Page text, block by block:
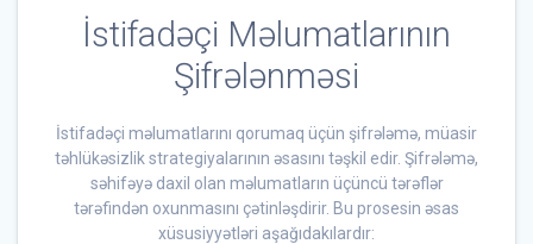
İstifadəçi Məlumatlarının
Şifrələnməsi
İstifadəçi məlumatlarını qorumaq üçün şifrələmə, müasir
təhlükəsizlik strategiyalarının əsasını təşkil edir. Şifrələmə,
səhifəyə daxil olan məlumatların üçüncü tərəflər
tərəfindən oxunmasını çətinləşdirir. Bu prosesin əsas
xüsusiyyətləri aşağıdakılardır: